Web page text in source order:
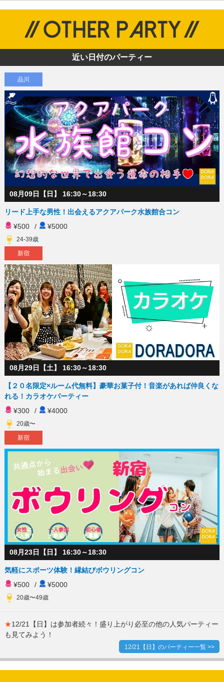
近い日付のパーティー
品川
08月09日【日】 16:30～18:30
リード上手な男性！出会えるアクアパーク水族館合コン
¥500
/ ¥5000
24-39歳
新宿
08月29日【土】 16:30～18:30
【２０名限定×ルーム代無料】豪華お菓子付！音楽があれば仲良くな
れる！カラオケパーティー
¥300
/ ¥4000
20歳〜
新宿
08月23日【日】 16:30～18:30
気軽にスポーツ体験！縁結びボウリングコン
¥500
/ ¥5000
20歳〜49歳
★12/21【日】は参加者続々！盛り上がり必至の他の人気パーティー
も見てみよう！
12/21【日】のパーティー一覧 >>